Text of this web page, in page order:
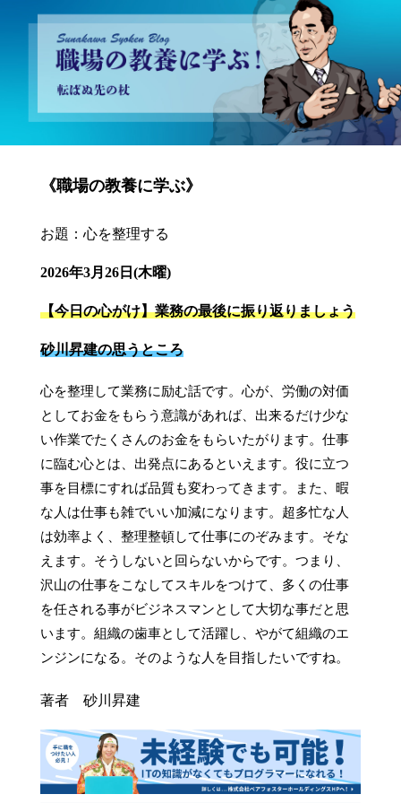
砂川昇建会長ブログ 職場の教養に学ぶ！～転ばぬ先の杖～
《職場の教養に学ぶ》
お題：心を整理する
2026年3月26日(木曜)
【今日の心がけ】業務の最後に振り返りましょう
砂川昇建の思うところ
心を整理して業務に励む話です。心が、労働の対価
としてお金をもらう意識があれば、出来るだけ少な
い作業でたくさんのお金をもらいたがります。仕事
に臨む心とは、出発点にあるといえます。役に立つ
事を目標にすれば品質も変わってきます。また、暇
な人は仕事も雑でいい加減になります。超多忙な人
は効率よく、整理整頓して仕事にのぞみます。そな
えます。そうしないと回らないからです。つまり、
沢山の仕事をこなしてスキルをつけて、多くの仕事
を任される事がビジネスマンとして大切な事だと思
います。組織の歯車として活躍し、やがて組織のエ
ンジンになる。そのような人を目指したいですね。
著者 砂川昇建